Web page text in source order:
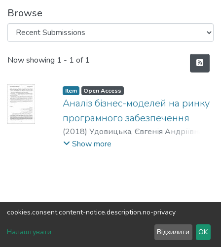
Browse
Recent Submissions
Now showing 1 - 1 of 1
Item Open Access
Аналіз бізнес-моделей на ринку
програмного забезпечення
(2018) Удовицька, Євгенія Андріївна
Дученко, Марина Михайлівна
Show more
DSpace software copyright © 2002-2026LYRASIS
Send Feedback
cookies.consent.content-notice.description.no-privacy
Налаштувати Відхилити OK